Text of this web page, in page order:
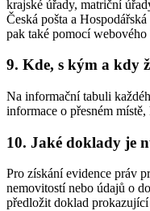
krajské úřady, matriční
Česká pošta a
pak také pomocí
9. Kde, s kým a kdy
Na informační tabuli
informace o přesném
10. Jaké doklady je
Pro získání evidence práv
nemovitostí nebo údajů o
předložit doklad prokazující